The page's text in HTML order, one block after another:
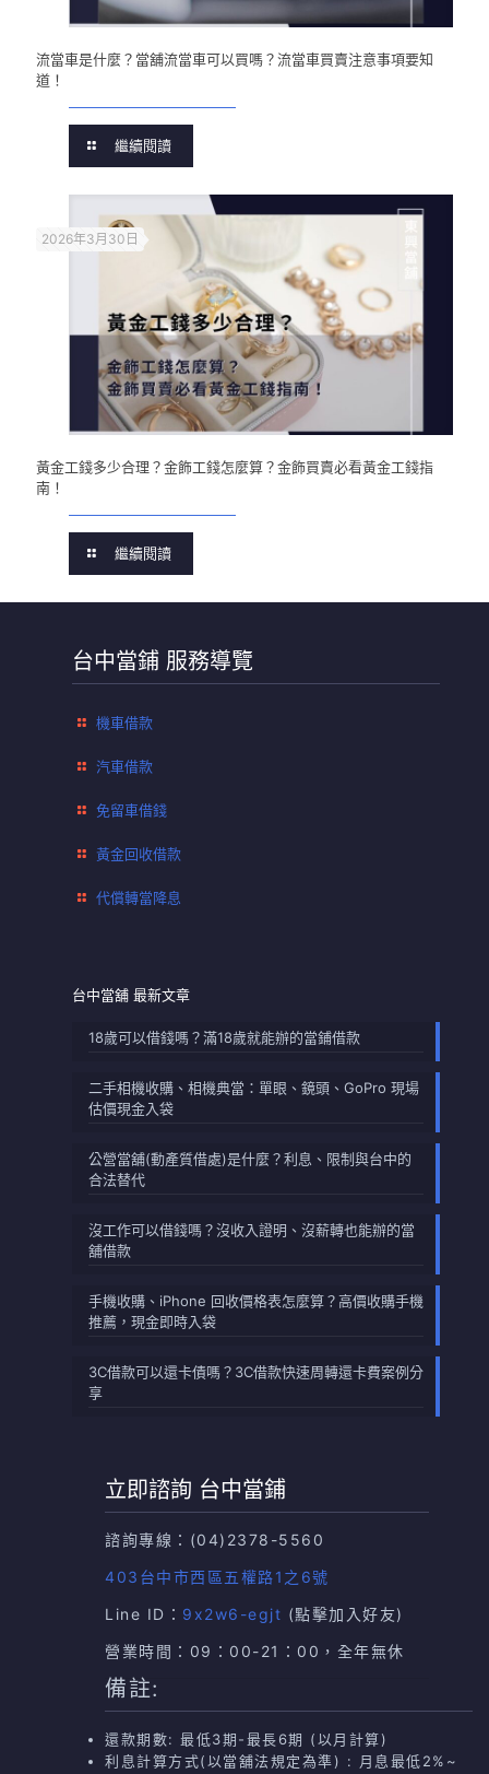
流當車是什麼？當舖流當車可以買嗎？流當車買賣注意事項要知
道！
繼續閱讀
2026年3月30日
黃金工錢多少合理？金飾工錢怎麼算？金飾買賣必看黃金工錢指
南！
繼續閱讀
台中當鋪 服務導覽
機車借款
汽車借款
免留車借錢
黃金回收借款
代償轉當降息
台中當舖 最新文章
18歲可以借錢嗎？滿18歲就能辦的當鋪借款
二手相機收購、相機典當：單眼、鏡頭、GoPro 現場
估價現金入袋
公營當舖(動產質借處)是什麼？利息、限制與台中的
合法替代
沒工作可以借錢嗎？沒收入證明、沒薪轉也能辦的當
舖借款
手機收購、iPhone 回收價格表怎麼算？高價收購手機
推薦，現金即時入袋
3C借款可以還卡債嗎？3C借款快速周轉還卡費案例分
享
立即諮詢 台中當鋪
諮詢專線： (04)2378-5560
403台中市西區五權路1之6號
Line ID： 9x2w6-egjt (點擊加入好友)
營業時間：09：00-21：00，全年無休
備註:
還款期數: 最低3期-最長6期 (以月計算)
利息計算方式(以當舖法規定為準) : 月息最低2%~